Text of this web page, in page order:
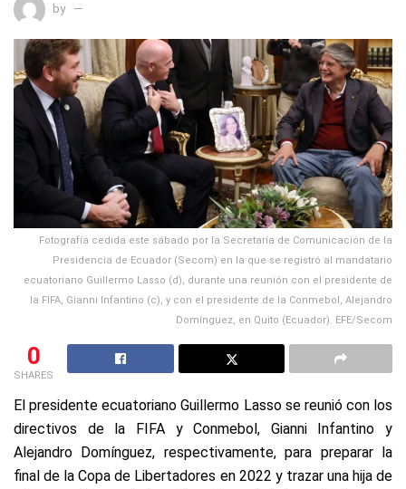
by
Fotografía cedida este sábado por la Secretaría de Comunicación de la
Presidencia de Ecuador (Secom) en la que se registró al mandatario
ecuatoriano Guillermo Lasso (d), durante una reunión con el presidente de
la FIFA, Gianni Infantino (c), y con el presidente de la Conmebol, Alejandro
Domínguez, en Quito (Ecuador). EFE/Secom
0
SHARES
El presidente ecuatoriano Guillermo Lasso se reunió con los
directivos de la FIFA y Conmebol, Gianni Infantino y
Alejandro Domínguez, respectivamente, para preparar la
final de la Copa de Libertadores en 2022 y trazar una hija de